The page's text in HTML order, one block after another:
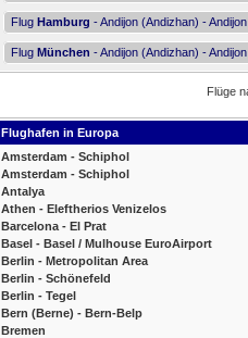
Flug Hamburg - Andijon (Andizhan) - Andijon
Flug München - Andijon (Andizhan) - Andijon
Flughafen in Europa
Amsterdam - Schiphol
Amsterdam - Schiphol
Antalya
Athen - Eleftherios Venizelos
Barcelona - El Prat
Basel - Basel / Mulhouse EuroAirport
Berlin - Metropolitan Area
Berlin - Schönefeld
Berlin - Tegel
Bern (Berne) - Bern-Belp
Bremen